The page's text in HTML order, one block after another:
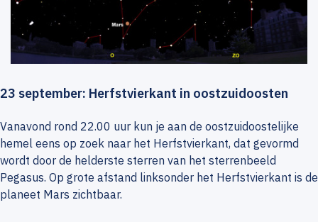
23 september: Herfstvierkant in oostzuidoosten
Vanavond rond 22.00 uur kun je aan de oostzuidoostelijke
hemel eens op zoek naar het Herfstvierkant, dat gevormd
wordt door de helderste sterren van het sterrenbeeld
Pegasus. Op grote afstand linksonder het Herfstvierkant is de
planeet Mars zichtbaar.